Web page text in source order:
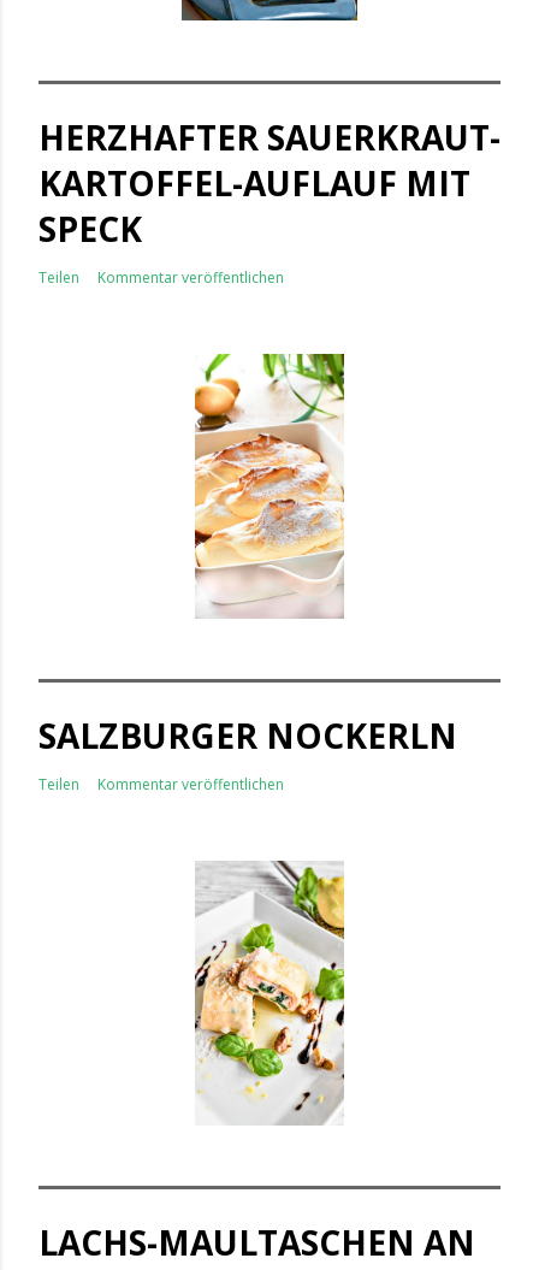
HERZHAFTER SAUERKRAUT-
KARTOFFEL-AUFLAUF MIT
SPECK
Teilen Kommentar veröffentlichen
SALZBURGER NOCKERLN
Teilen Kommentar veröffentlichen
LACHS-MAULTASCHEN AN